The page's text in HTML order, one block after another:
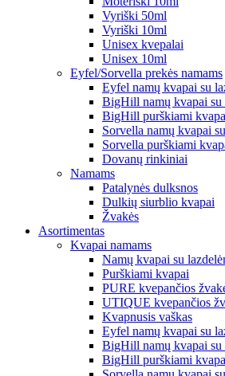
Vyriški 50ml
Vyriški 10ml
Unisex kvepalai
Unisex 10ml
Eyfel/Sorvella prekės namams
Eyfel namų kvapai su
BigHill namų kvapai su
BigHill purškiami
Sorvella namų kvapai
Sorvella purškiami
Dovanų rinkiniai
Namams
Patalynės dulksnos
Dulkių siurblio kvapai
Žvakės
Asortimentas
Kvapai namams
Namų kvapai su
Purškiami kvapai
PURE kvepančios
UTIQUE kvepančios
Kvapnusis vaškas
Eyfel namų kvapai su
BigHill namų kvapai su
BigHill purškiami